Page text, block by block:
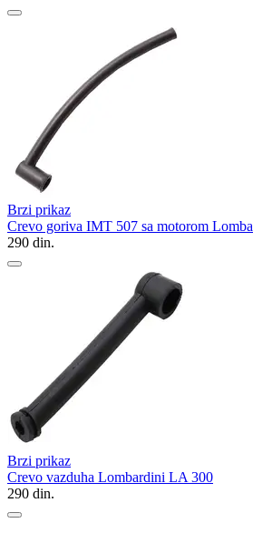
Brzi prikaz
Crevo goriva IMT 507 sa motorom
290 din.
Brzi prikaz
Crevo vazduha Lombardini LA 300
290 din.